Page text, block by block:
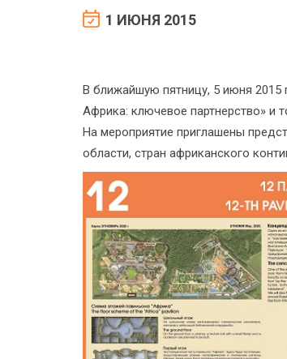
1 ИЮНЯ 2015
В ближайшую пятницу, 5 июня
Африка: ключевое партнерство» и
На мероприятие приглашены
области, стран африканского